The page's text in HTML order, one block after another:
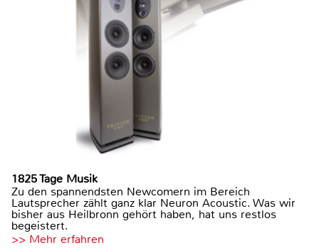
1825 Tage Musik
Zu den spannendsten Newcomern im Bereich
Lautsprecher zählt ganz klar Neuron Acoustic. Was wir
bisher aus Heilbronn gehört haben, hat uns restlos
begeistert.
>> Mehr erfahren